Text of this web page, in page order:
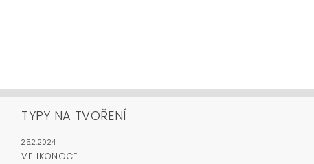
TYPY NA TVOŘENÍ
25.2.2024
VELIKONOCE